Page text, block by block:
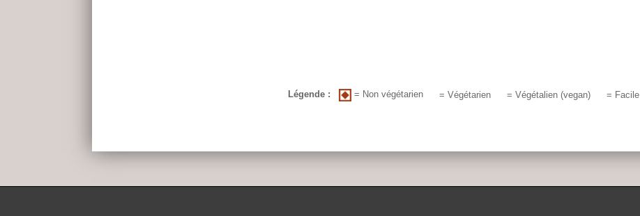
Légende : = Non végétarien = Végétarien = Végétalien (vegan) = Facile